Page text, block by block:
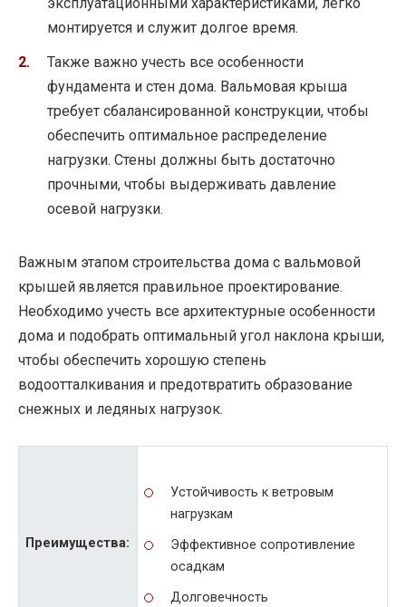
монтируется и служит долгое время.
Также важно учесть все особенности
фундамента и стен дома. Вальмовая крыша
требует сбалансированной конструкции, чтобы
обеспечить оптимальное распределение
нагрузки. Стены должны быть достаточно
прочными, чтобы выдерживать давление
осевой нагрузки.
Важным этапом строительства дома с вальмовой
крышей является правильное проектирование.
Необходимо учесть все архитектурные особенности
дома и подобрать оптимальный угол наклона крыши,
чтобы обеспечить хорошую степень
водоотталкивания и предотвратить образование
снежных и ледяных нагрузок.
Преимущества:
Устойчивость к ветровым
нагрузкам
Эффективное сопротивление
осадкам
Долговечность